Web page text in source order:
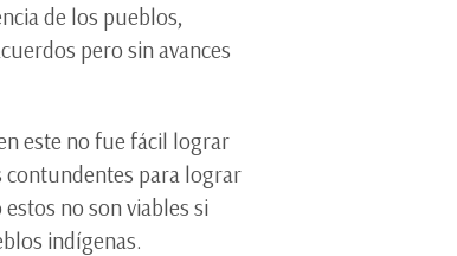
de los pueblos,
pero sin avances
este no fue fácil lograr
contundentes para lograr
no son viables si
indígenas.